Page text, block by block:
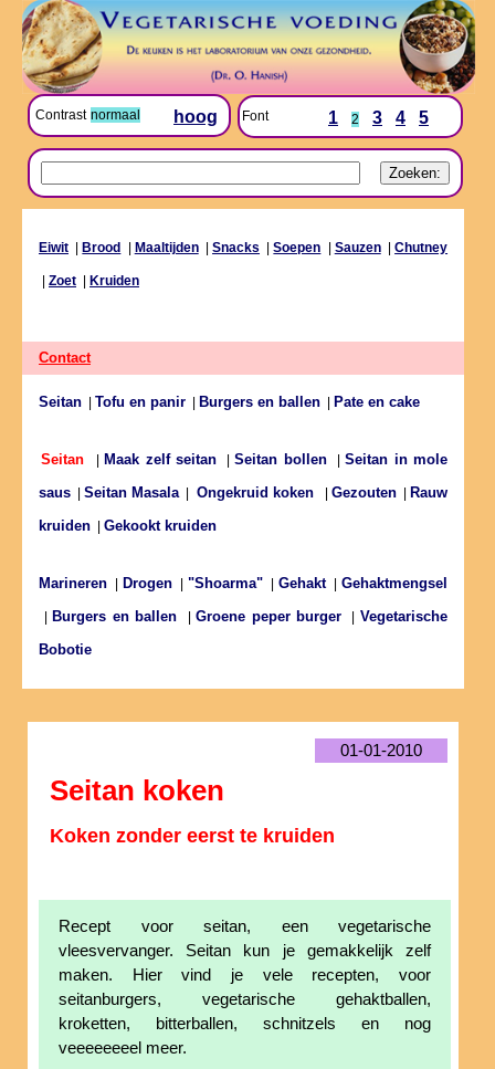
Contrast normaal hoog Font 1 2 3 4 5
Eiwit Brood Maaltijden|Snacks |Soepen Sauzen|Chutney
Zoet Kruiden
Contact
Seitan Tofu en panir Burgers en ballen Pate en cake
Seitan Maak zelf seitan |Seitan bollen|Seitan in mole
saus
Seitan Masala| Ongekruid koken Gezouten
Rauw
kruiden
Gekookt kruiden
Marineren Drogen "Shoarma" Gehakt|Gehaktmengsel
Burgers en ballen |Groene peper burger |Vegetarische
Bobotie
01-01-2010
Seitan koken
Koken zonder eerst te kruiden
Recept voor seitan, een vegetarische
vleesvervanger. Seitan kun je gemakkelijk zelf
maken. Hier vind je vele recepten, voor
seitanburgers, vegetarische gehaktballen,
kroketten, bitterballen, schnitzels en nog
veeeeeeeel meer.